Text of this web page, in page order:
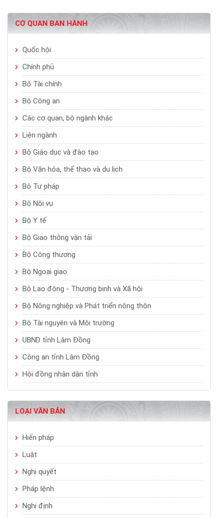
CƠ QUAN BAN HÀNH
Quốc hội
Chính phủ
Bộ Tài chính
Bộ Công an
Các cơ quan, bộ ngành khác
Liên ngành
Bộ Giáo dục và đào tạo
Bộ Văn hóa, thể thao và du lịch
Bộ Tư pháp
Bộ Nội vụ
Bộ Y tế
Bộ Giao thông vận tải
Bộ Công thương
Bộ Ngoại giao
Bộ Lao động - Thương binh và Xã hội
Bộ Nông nghiệp và Phát triển nông thôn
Bộ Tài nguyên và Môi trường
UBND tỉnh Lâm Đồng
Công an tỉnh Lâm Đồng
Hội đồng nhân dân tỉnh
LOẠI VĂN BẢN
Hiến pháp
Luật
Nghị quyết
Pháp lệnh
Nghị định